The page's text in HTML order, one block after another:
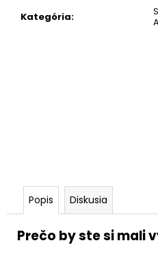
Kategória:
Popis Diskusia
Prečo by ste si mali